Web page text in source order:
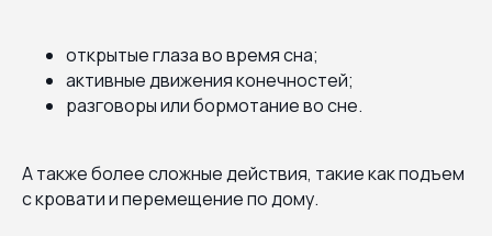
открытые глаза во время сна;
активные движения конечностей;
разговоры или бормотание во сне.
А также более сложные действия, такие как подъем
с кровати и перемещение по дому.